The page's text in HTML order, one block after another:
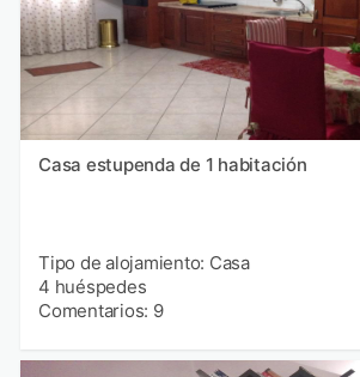
Casa estupenda de 1 habitación
Tipo de alojamiento: Casa
4 huéspedes
Comentarios: 9